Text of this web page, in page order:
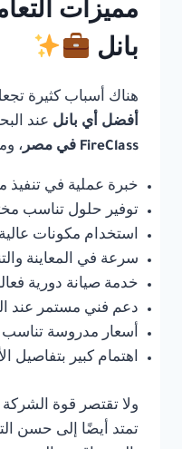
مميزات
بانل
هناك أسباب كثيرة
أفضل أي بانل عند
FireClass في مصر
،
خبرة عملية في
توفير حلول تناسب
استخدام مكونات
سرعة في المعاينة
خدمة صيانة دورية
دعم فني مستمر عند
أسعار مدروسة تناسب
اهتمام كبير بتفاصيل
ولا تقتصر قوة
تمتد أيضًا إلى حسن